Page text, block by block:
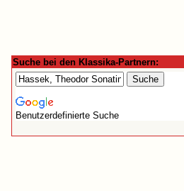
Suche bei den Klassika-Partnern:
Benutzerdefinierte Suche